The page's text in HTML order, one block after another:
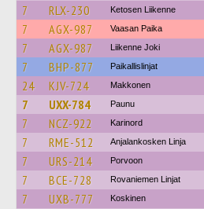
7 RLX-230 Ketosen Liikenne
7 AGX-987 Vaasan Paika
7 AGX-987 Liikenne Joki
7 BHP-877 Paikallislinjat
24 KJV-724 Makkonen
7 UXX-784 Paunu
7 NCZ-922 Karinord
7 RME-512 Anjalankosken Linja
7 URS-214 Porvoon
7 BCE-728 Rovaniemen Linjat
7 UXB-777 Koskinen